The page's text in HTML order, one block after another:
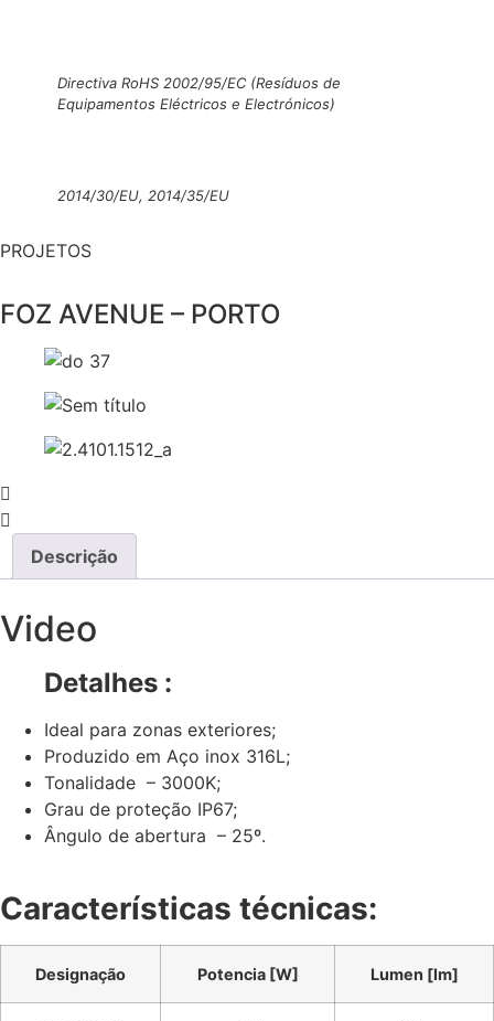
Directiva RoHS 2002/95/EC (Resíduos de
Equipamentos Eléctricos e Electrónicos)
2014/30/EU, 2014/35/EU
PROJETOS
FOZ AVENUE – PORTO
Descrição
Video
Detalhes :
Ideal para zonas exteriores;
Produzido em Aço inox 316L;
Tonalidade – 3000K;
Grau de proteção IP67;
Ângulo de abertura – 25º.
Características técnicas:
Designação Potencia [W] Lumen [lm]